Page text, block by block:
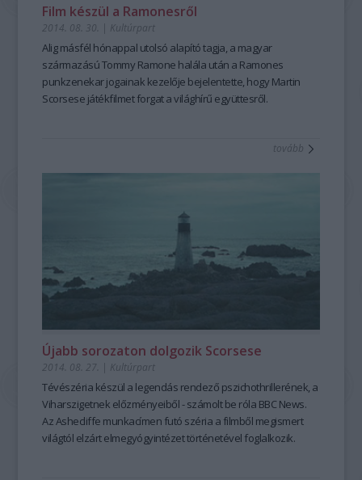
Film készül a Ramonesről
2014. 08. 30. | Kultúrpart
Alig másfél hónappal utolsó alapító tagja, a magyar
származású Tommy Ramone halála után a Ramones
punkzenekarjogainak kezelője bejelentette, hogy Martin
Scorsese játékfilmet forgata világhírű együttesről.
tovább
Újabb sorozaton dolgozik Scorsese
2014. 08. 27. | Kultúrpart
Tévészéria készül a legendás rendező pszichothrillerének, a
Viharszigetnek előzményeiből - számolt be róla BBC News.
AzAshecliffe munkacímen futó széria a filmből megismert
világtól elzártelmegyógyintézet történetével foglalkozik.